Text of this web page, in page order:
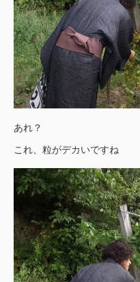
あれ？
これ、粒がデカいですね